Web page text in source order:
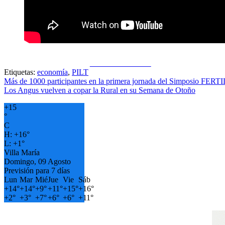
Etiquetas: economía, PILT
Navegación
de
entradas
Más de 1000 participantes en la primera jornada del Simposio
Los Angus vuelven a copar la Rural en su Semana de Otoño
+15
°
C
H: +16°
L: +1°
Villa María
Domingo, 09 Agosto
Previsión para 7 días
Lun Mar MiéJue Vie Sáb
+14°+14°+9°+11°+15°+16°
+2° +3° +7°+6° +6° +11°